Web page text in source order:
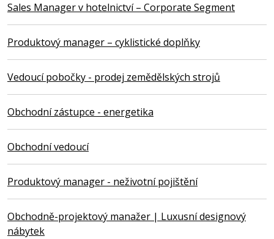
Sales Manager v hotelnictví – Corporate Segment
Produktový manager – cyklistické doplňky
Vedoucí pobočky - prodej zemědělských strojů
Obchodní zástupce - energetika
Obchodní vedoucí
Produktový manager - neživotní pojištění
Obchodně-projektový manažer | Luxusní designový
nábytek